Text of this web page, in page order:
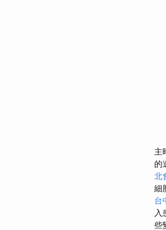
主
的
北
細
台
入
些